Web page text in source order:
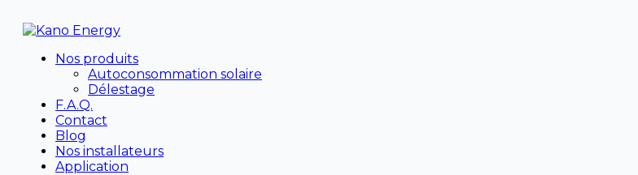
Nos produits
Autoconsommation solaire
Délestage
F.A.Q.
Contact
Blog
Nos installateurs
Application